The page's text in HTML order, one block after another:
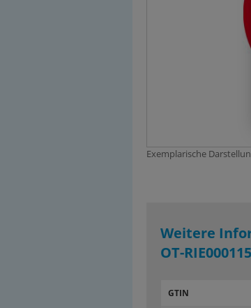
Exemplarische
Weitere
OT-RIE000115
GTIN